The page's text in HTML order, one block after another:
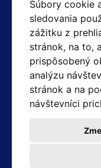
Súbory cookie
sledovania
zážitku z
stránok, na to,
prispôsobený
analýzu
stránok a na
návštevníci
+420 603 357
info@hotair.cz
Fakturačné a
+420 605 259 759
Technické oddelenie
+420 603 355 085
servis@hotair.cz
Výdaj tovaru
Platba len v hotovosti